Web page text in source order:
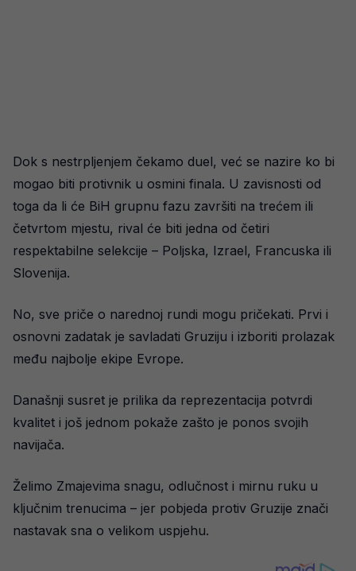
Dok s nestrpljenjem čekamo duel, već se nazire ko bi
mogao biti protivnik u osmini finala. U zavisnosti od
toga da li će BiH grupnu fazu završiti na trećem ili
četvrtom mjestu, rival će biti jedna od četiri
respektabilne selekcije – Poljska, Izrael, Francuska ili
Slovenija.
No, sve priče o narednoj rundi mogu pričekati. Prvi i
osnovni zadatak je savladati Gruziju i izboriti prolazak
među najbolje ekipe Evrope.
Današnji susret je prilika da reprezentacija potvrdi
kvalitet i još jednom pokaže zašto je ponos svojih
navijača.
Želimo Zmajevima snagu, odlučnost i mirnu ruku u
ključnim trenucima – jer pobjeda protiv Gruzije znači
nastavak sna o velikom uspjehu.